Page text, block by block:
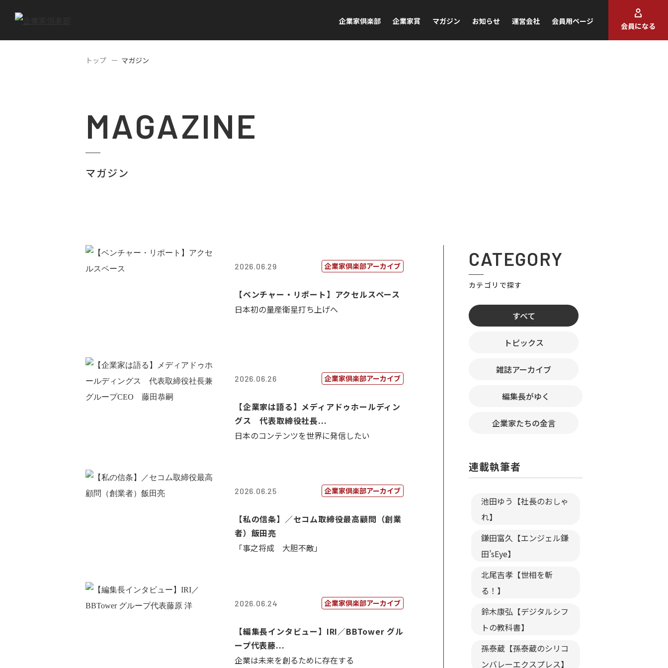
企業家倶楽部 企業家賞 マガジン お知らせ 運営会社 会員用ページ
会員になる
トップ マガジン
MAGAZINE
マガジン
2026.06.29 企業家倶楽部アーカイブ
【ベンチャー・リポート】アクセルスペース
日本初の量産衛星打ち上げへ
2026.06.26 企業家倶楽部アーカイブ
【企業家は語る】メディアドゥホールディン
グス 代表取締役社長...
日本のコンテンツを世界に発信したい
2026.06.25 企業家倶楽部アーカイブ
【私の信条】／セコム取締役最高顧問（創業
者）飯田亮
「事之将成 大胆不敵」
2026.06.24 企業家倶楽部アーカイブ
【編集長インタビュー】IRI／BBTower グル
ープ代表藤...
企業は未来を創るために存在する
CATEGORY
カテゴリで探す
すべて
トピックス
雑誌アーカイブ
編集長がゆく
企業家たちの金言
連載執筆者
池田ゆう【社長のおしゃ
れ】
鎌田富久【エンジェル鎌
田’sEye】
北尾吉孝【世相を斬
る！】
鈴木康弘【デジタルシフ
トの教科書】
孫泰蔵【孫泰蔵のシリコ
ンバレーエクスプレス】